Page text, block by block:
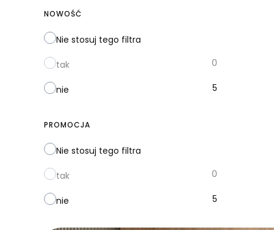
NOWOŚĆ
Nie stosuj tego filtra
tak 0
nie 5
PROMOCJA
Nie stosuj tego filtra
tak 0
nie 5